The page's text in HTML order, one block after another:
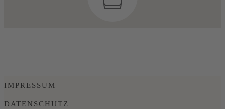
IMPRESSUM
DATENSCHUTZ